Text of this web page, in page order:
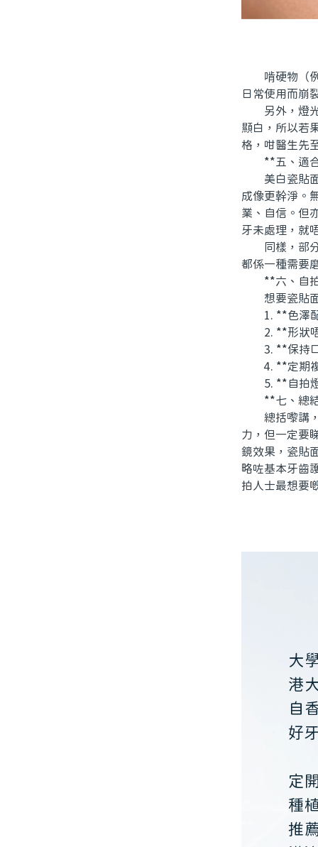
啃硬物（例
日常使用而崩
另外，燈光
顯白，所以若
格，咁醫生先
**五、適合
美白瓷貼面
成像更幹淨。
業、自信。但
牙未處理，就
同樣，部分
都係一種需要
**六、自拍
想要瓷貼面
1. **色澤配
2. **形狀唔
3. **保持口
4. **定期複
5. **自拍燈
**七、總
總括嚟講，
力，但一定要
鏡效果，瓷貼
略咗基本牙齒
拍人士最想要
大
港
自
好
定
種
推